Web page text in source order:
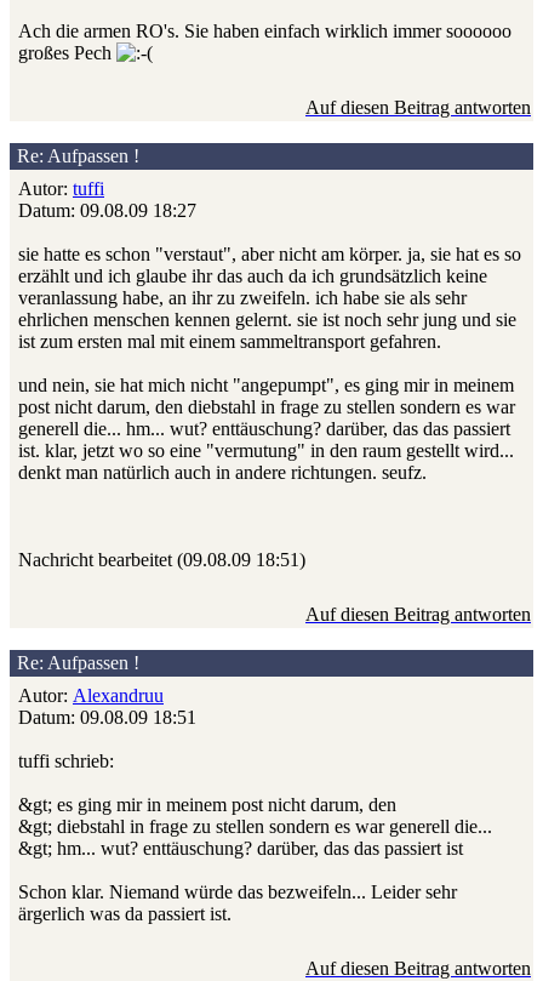
Ach die armen RO's. Sie haben einfach wirklich immer soooooo
großes Pech
Auf diesen Beitrag antworten
Re: Aufpassen !
Autor: tuffi
Datum: 09.08.09 18:27
sie hatte es schon "verstaut", aber nicht am körper. ja, sie hat es so
erzählt und ich glaube ihr das auch da ich grundsätzlich keine
veranlassung habe, an ihr zu zweifeln. ich habe sie als sehr
ehrlichen menschen kennen gelernt. sie ist noch sehr jung und sie
ist zum ersten mal mit einem sammeltransport gefahren.
und nein, sie hat mich nicht "angepumpt", es ging mir in meinem
post nicht darum, den diebstahl in frage zu stellen sondern es war
generell die... hm... wut? enttäuschung? darüber, das das passiert
ist. klar, jetzt wo so eine "vermutung" in den raum gestellt wird...
denkt man natürlich auch in andere richtungen. seufz.
Nachricht bearbeitet (09.08.09 18:51)
Auf diesen Beitrag antworten
Re: Aufpassen !
Autor: Alexandruu
Datum: 09.08.09 18:51
tuffi schrieb:
&gt; es ging mir in meinem post nicht darum, den
&gt; diebstahl in frage zu stellen sondern es war generell die...
&gt; hm... wut? enttäuschung? darüber, das das passiert ist
Schon klar. Niemand würde das bezweifeln... Leider sehr
ärgerlich was da passiert ist.
Auf diesen Beitrag antworten